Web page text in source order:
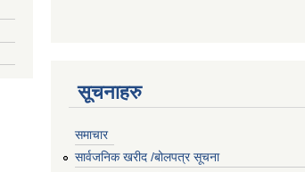
सूचनाहरु
समाचार
सार्वजनिक खरीद /बोलपत्र सूचना